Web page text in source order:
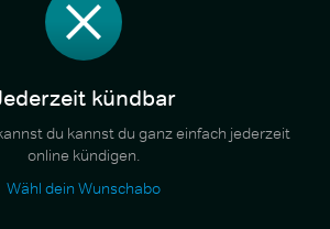
kündbar
du kannst du ganz einfach jederzeit
online kündigen.
Wähl dein Wunschabo